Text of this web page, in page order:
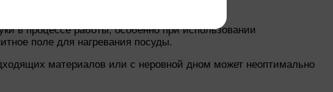
в процессе работы, особенно при использовании
поле для нагревания посуды.
материалов или с неровной дном может неоптимально